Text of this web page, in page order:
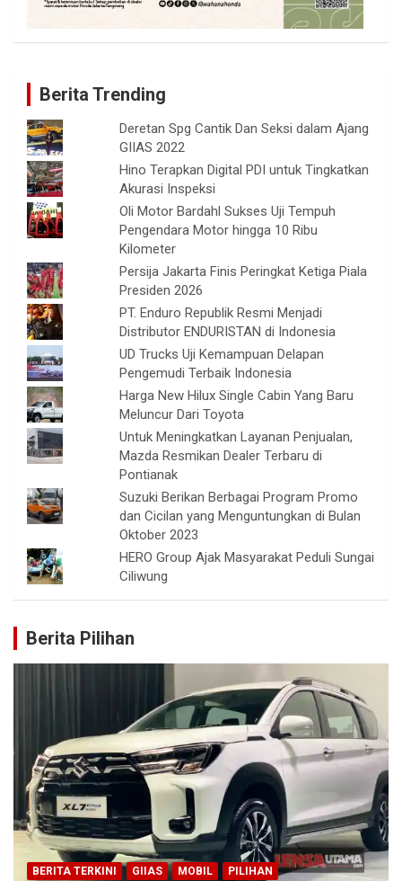
Berita Trending
Deretan Spg Cantik Dan Seksi dalam Ajang
GIIAS 2022
Hino Terapkan Digital PDI untuk Tingkatkan
Akurasi Inspeksi
Oli Motor Bardahl Sukses Uji Tempuh
Pengendara Motor hingga 10 Ribu
Kilometer
Persija Jakarta Finis Peringkat Ketiga Piala
Presiden 2026
PT. Enduro Republik Resmi Menjadi
Distributor ENDURISTAN di Indonesia
UD Trucks Uji Kemampuan Delapan
Pengemudi Terbaik Indonesia
Harga New Hilux Single Cabin Yang Baru
Meluncur Dari Toyota
Untuk Meningkatkan Layanan Penjualan,
Mazda Resmikan Dealer Terbaru di
Pontianak
Suzuki Berikan Berbagai Program Promo
dan Cicilan yang Menguntungkan di Bulan
Oktober 2023
HERO Group Ajak Masyarakat Peduli Sungai
Ciliwung
Berita Pilihan
BERITA TERKINI GIIAS MOBIL PILIHAN